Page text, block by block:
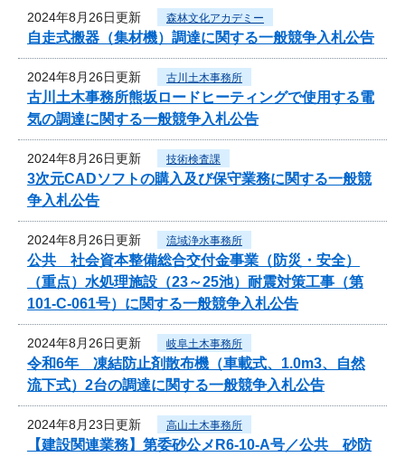
2024年8月26日更新 森林文化アカデミー
自走式搬器（集材機）調達に関する一般競争入札公告
2024年8月26日更新 古川土木事務所
古川土木事務所熊坂ロードヒーティングで使用する電
気の調達に関する一般競争入札公告
2024年8月26日更新 技術検査課
3次元CADソフトの購入及び保守業務に関する一般競
争入札公告
2024年8月26日更新 流域浄水事務所
公共 社会資本整備総合交付金事業（防災・安全）
（重点）水処理施設（23～25池）耐震対策工事（第
101-C-061号）に関する一般競争入札公告
2024年8月26日更新 岐阜土木事務所
令和6年 凍結防止剤散布機（車載式、1.0m3、自然
流下式）2台の調達に関する一般競争入札公告
2024年8月23日更新 高山土木事務所
【建設関連業務】第委砂公メR6-10-A号／公共 砂防